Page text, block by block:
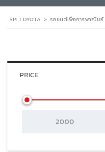
SPI TOYOTA > รถยนต์เพื่อการพาณิชย์
PRICE